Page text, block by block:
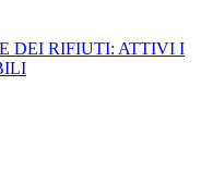
DEI RIFIUTI: ATTIVI I